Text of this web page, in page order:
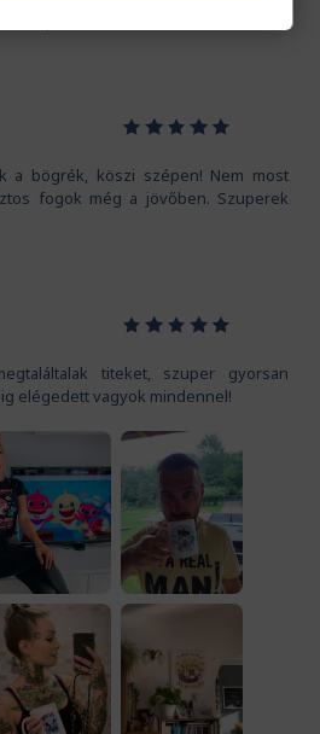
12345
a bögrék, köszi szépen! Nem most
fogok még a jövőben. Szuperek
12345
titeket, szuper gyorsan
elégedett vagyok mindennel!